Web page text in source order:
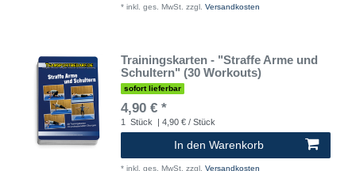
* inkl. ges. MwSt. zzgl. Versandkosten
Trainingskarten - "Straffe Arme und
Schultern" (30 Workouts)
sofort lieferbar
4,90 € *
1 Stück | 4,90 € / Stück
In den Warenkorb
* inkl. ges. MwSt. zzgl. Versandkosten